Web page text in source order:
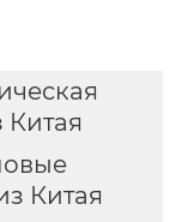
Китая
Китая